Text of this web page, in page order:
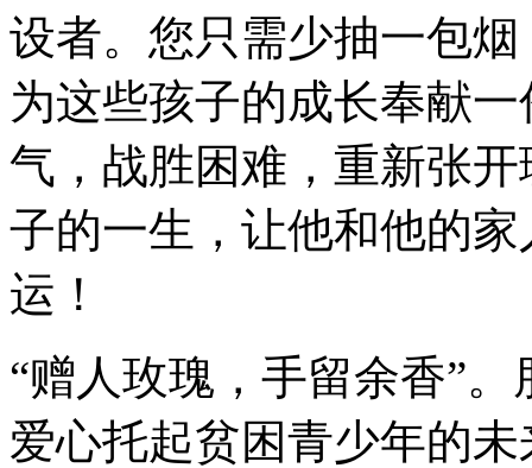
设者。您只需少抽一包
为这些孩子的成长奉献
气，战胜困难，重新张
子的一生，让他和他的
运！
“赠人玫瑰，手留余香”
爱心托起贫困青少年的